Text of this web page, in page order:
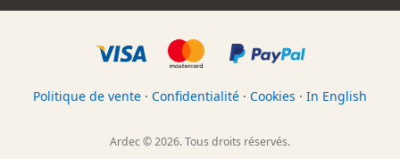
Politique de vente · Confidentialité · Cookies · In English
Ardec © 2026. Tous droits réservés.